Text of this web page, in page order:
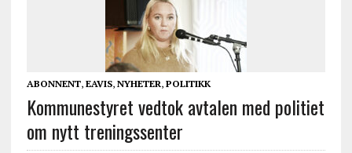
ABONNENT, EAVIS, NYHETER, POLITIKK
Kommunestyret vedtok avtalen med politiet
om nytt treningssenter